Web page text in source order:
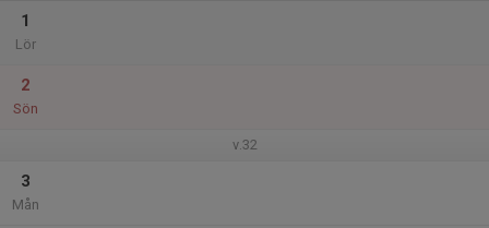
1
Lör
2
Sön
v.32
3
Mån